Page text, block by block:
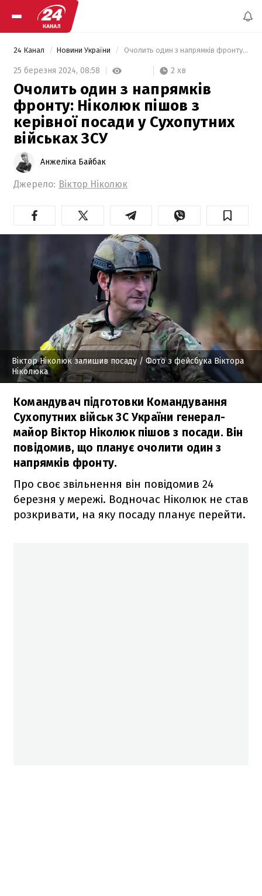
24 Канал Новини України Очолить один з напрямків фронту: Ніколюк пішов з керівної посади у Сухопутних військах ЗСУ
25 березня 2024, 08:58 2 хв
Очолить один з напрямків
фронту: Ніколюк пішов з
керівної посади у Сухопутних
військах ЗСУ
Анжеліка Байбак
Джерело: Віктор Ніколюк
Віктор Ніколюк залишив посаду/ Фото з фейсбука Віктора
Ніколюка
Командувач підготовки Командування
Сухопутних військ ЗС України генерал-
майор Віктор Ніколюк пішов з посади. Він
повідомив, що планує очолити один з
напрямків фронту.
Про своє звільнення він повідомив 24
березня у мережі. Водночас Ніколюк не став
розкривати, на яку посаду планує перейти.